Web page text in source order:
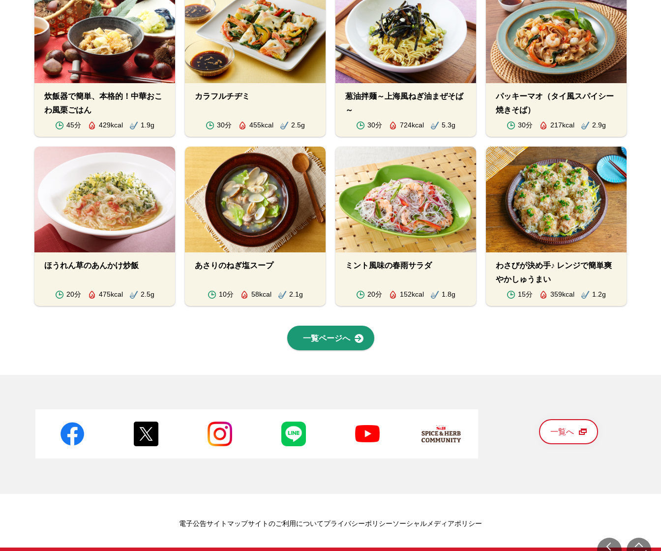
炊飯器で簡単、本格的！中華おこ
わ風栗ごはん
45分 429kcal 1.9g
カラフルチヂミ
30分 455kcal 2.5g
葱油拌麺～上海風ねぎ油まぜそば
～
30分 724kcal 5.3g
パッキーマオ（タイ風スパイシー
焼きそば）
30分 217kcal 2.9g
ほうれん草のあんかけ炒飯
20分 475kcal 2.5g
あさりのねぎ塩スープ
10分 58kcal 2.1g
ミント風味の春雨サラダ
20分 152kcal 1.8g
わさびが決め手♪ レンジで簡単爽
やかしゅうまい
15分 359kcal 1.2g
一覧ページへ
一覧へ
電子公告サイトマップサイトのご利用についてプライバシーポリシーソーシャルメディアポリシー